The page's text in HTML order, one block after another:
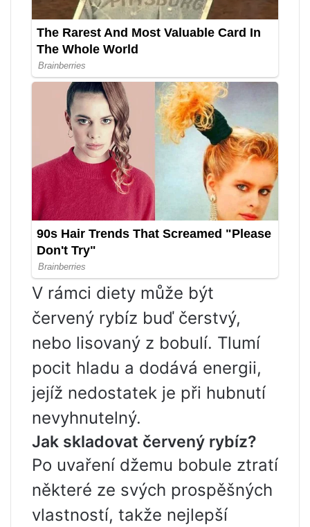
V rámci diety může být
červený rybíz buď čerstvý,
nebo lisovaný z bobulí. Tlumí
pocit hladu a dodává energii,
jejíž nedostatek je při hubnutí
nevyhnutelný.
Jak skladovat červený rybíz?
Po uvaření džemu bobule ztratí
některé ze svých prospěšných
vlastností, takže nejlepší